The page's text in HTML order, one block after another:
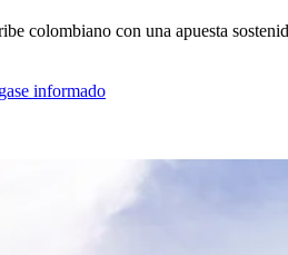
colombiano con una apuesta
informado